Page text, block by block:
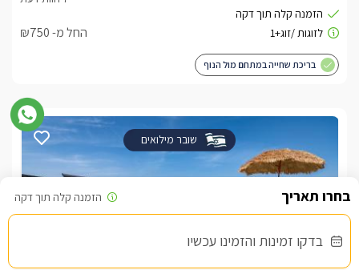
בדקו זמינות והזמינו עכשיו
החל מ- ₪750
בריכת שחייה במתחם מול הנוף
שובר מילואים